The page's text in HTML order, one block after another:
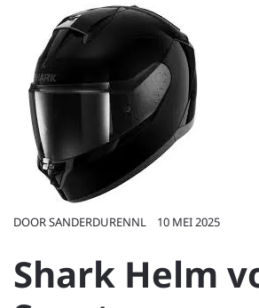
DOORSANDERDURENNL 10 MEI 2025
Shark Helm